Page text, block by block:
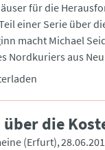
für die
einer Serie über
macht Michael
Nordkuriers aus
über die
(Erfurt)